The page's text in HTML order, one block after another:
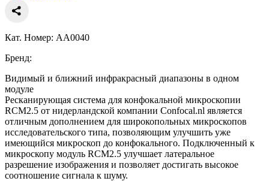
Кат. Номер: AA0040
Бренд:
Видимый и ближний инфракрасный диапазоны в одном
модуле
Ресканирующая система для конфокальной микроскопии
RCM2.5 от нидерландской компании Confocal.nl является
отличным дополнением для широкопольных микроскопов
исследовательского типа, позволяющим улучшить уже
имеющийся микроскоп до конфокального. Подключенный к
микроскопу модуль RCM2.5 улучшает латеральное
разрешение изображения и позволяет достигать высокое
соотношение сигнала к шуму.